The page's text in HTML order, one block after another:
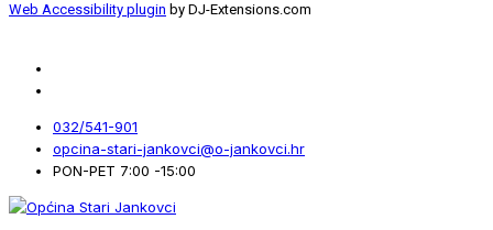
Web Accessibility plugin by DJ-Extensions.com
032/541-901
opcina-stari-jankovci@o-jankovci.hr
PON-PET 7:00 -15:00